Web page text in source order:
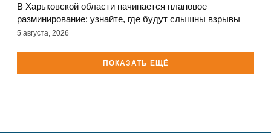
В Харьковской области начинается плановое
разминирование: узнайте, где будут слышны взрывы
5 августа, 2026
ПОКАЗАТЬ ЕЩЁ